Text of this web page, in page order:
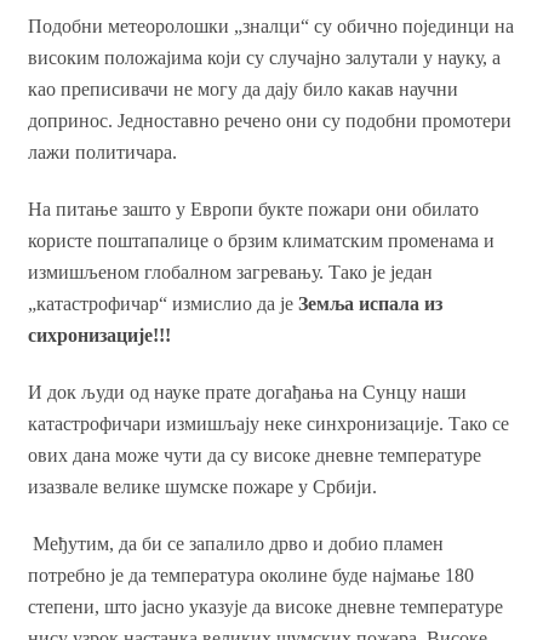
Подобни метеоролошки „зналци“ су обично појединци на
високим положајима који су случајно залутали у науку, а
као преписивачи не могу да дају било какав научни
допринос. Једноставно речено они су подобни промотери
лажи политичара.
На питање зашто у Европи букте пожари они обилато
користе поштапалице о брзим климатским променама и
измишљеном глобалном загревању. Тако је један
„катастрофичар“ измислио да је Земља испала из
сихронизације!!!
И док људи од науке прате догађања на Сунцу наши
катастрофичари измишљају неке синхронизације. Тако се
ових дана може чути да су високе дневне температуре
изазвале велике шумске пожаре у Србији.
Међутим, да би се запалило дрво и добио пламен
потребно је да температура околине буде најмање 180
степени, што јасно указује да високе дневне температуре